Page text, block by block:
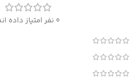
0 نفر امتیاز داده اند